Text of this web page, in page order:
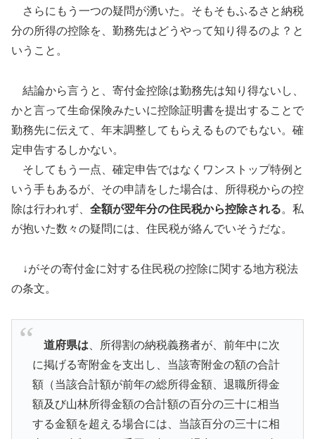
さらにもう一つの疑問が湧いた。そもそもふるさと納税
分の所得の控除を、勤務先はどうやって知り得るのよ？と
いうこと。
結論から言うと、寄付金控除は勤務先は知り得ないし、
かと言って生命保険みたいに控除証明書を提出することで
勤務先に伝えて、年末調整してもらえるものでもない。確
定申告するしかない。
そしてもう一点、確定申告ではなくワンストップ特例と
いう手もあるが、その申請をした場合は、所得税からの控
除は行われず、 全額が翌年分の住民税から控除される。私
が抱いた数々の疑問には、住民税が絡んでいそうだな。
↓がその寄付金に対する住民税の控除に関する地方税法
の条文。
道府県は 、所得割の納税義務者が、前年中に次
に掲げる寄附金を支出し、当該寄附金の額の合計
額（当該合計額が前年の総所得金額、退職所得金
額及び山林所得金額の合計額の百分の三十に相当
する金額を超える場合には、当該百分の三十に相